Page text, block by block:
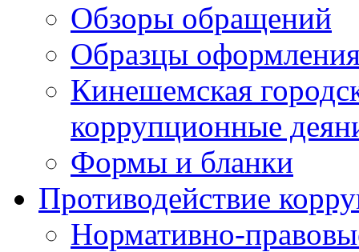
Обзоры обращений
Образцы
Кинешемская
коррупционные
Формы и бланки
Противодействие
Нормативно-